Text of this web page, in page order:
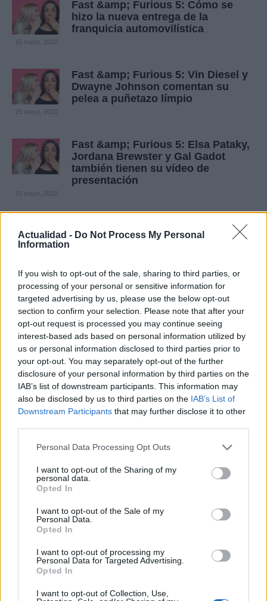
Actualidad - Do Not Process My Personal
Information
If you wish to opt-out of the sale, sharing to third parties, or
processing of your personal or sensitive information for
targeted advertising by us, please use the below opt-out
section to confirm your selection. Please note that after your
opt-out request is processed you may continue seeing
interest-based ads based on personal information utilized by
us or personal information disclosed to third parties prior to
your opt-out. You may separately opt-out of the further
disclosure of your personal information by third parties on the
IAB’s list of downstream participants. This information may
also be disclosed by us to third parties on the IAB’s List of
Downstream Participants that may further disclose it to other
Please note that this website/app uses one or more Google
not limited to your visit or usage behaviour. You may click to
grant or deny consent to Google and its third-party tags to
use your data for below specified purposes in below Google
consent section.
Personal Data Processing Opt Outs
I want to opt-out of the Sharing of my
personal data.
Opted In
I want to opt-out of the Sale of my
Personal Data.
Opted In
I want to opt-out of processing my
Personal Data for Targeted Advertising.
Opted In
I want to opt-out of Collection, Use,
Fast &amp; Furious 5: Cómo se
hizo la nueva entrega de la
franquicia automovilística
15 mayo, 2020
Fast &amp; Furious 5: Vin Diesel y
Dwayne Johnson comentan su
pelea a puñetazo límpio
15 mayo, 2020
Fast &amp; Furious 5: Elsa Pataky,
Jordana Brewster y Gal Gadot
también tienen su vídeo de
presentación
15 mayo, 2020
Fast &amp; Furious 5: vídeo sobre
el robo de la caja fuerte
Fast &amp; Furious 5: Cómo se
rodó la carrera con coches de
policia
14 mayo, 2020
La 5ª parte de Rápido y Furioso ya
tiene nombre oficial
5 marzo, 2020
Confirmado: Fast Five (Rápido y
Paul Walker, el protagonista de
"Fast and Furious", a los mandos
de un Mini de 600 CV (con vídeo)
28 febrero, 2020
(Rápido y Furioso 5)
28 febrero, 2020
Fast Five: Primeras fotos del garaje